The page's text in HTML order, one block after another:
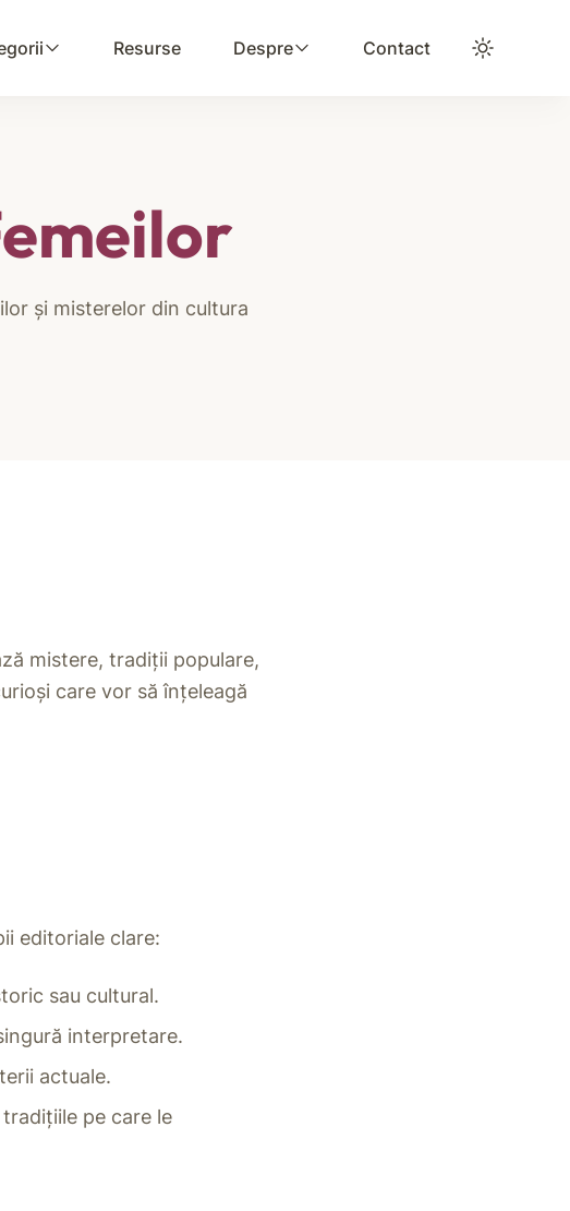
Resurse Despre Contact
și misterelor din cultura
mistere, tradiții populare,
care vor să înțeleagă
editoriale clare:
sau cultural.
interpretare.
actuale.
pe care le